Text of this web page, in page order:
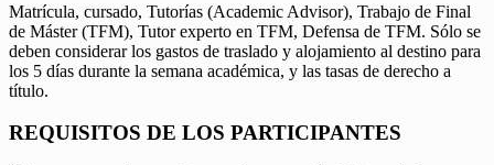
Matrícula, cursado, Tutorías (Academic Advisor), Trabajo de Final
de Máster (TFM), Tutor experto en TFM, Defensa de TFM. Sólo se
deben considerar los gastos de traslado y alojamiento al destino para
los 5 días durante la semana académica, y las tasas de derecho a
título.
REQUISITOS DE LOS PARTICIPANTES